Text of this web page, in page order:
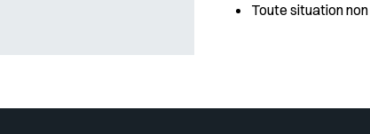
Toute situation